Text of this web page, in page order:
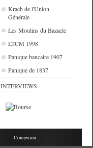
Krach de l'Union
Générale
Les Moulins du Bazacle
LTCM 1998
Panique bancaire 1907
Panique de 1837
INTERVIEWS
Connexion